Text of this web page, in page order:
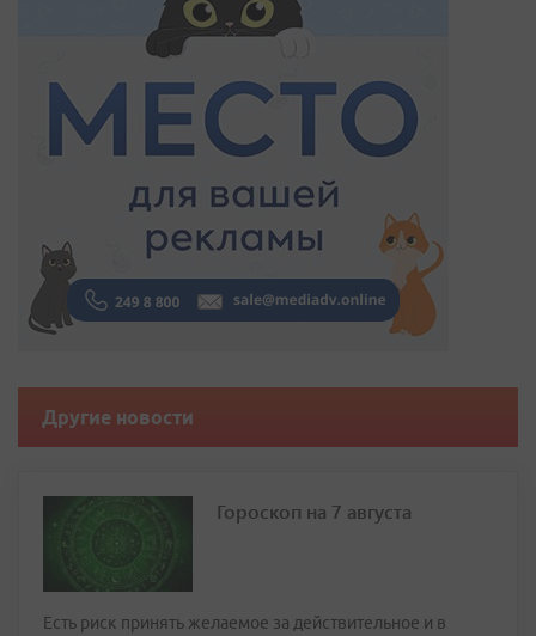
Другие новости
Гороскоп на 7 августа
Есть риск принять желаемое за действительное и в